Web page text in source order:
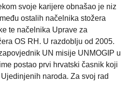
svoje karijere obnašao je niz
ostalih načelnika stožera
te načelnika Uprave za
OS RH. U razdoblju od 2005.
UN misije UNMOGIP u
postao prvi hrvatski časnik koji
naroda. Za svoj rad